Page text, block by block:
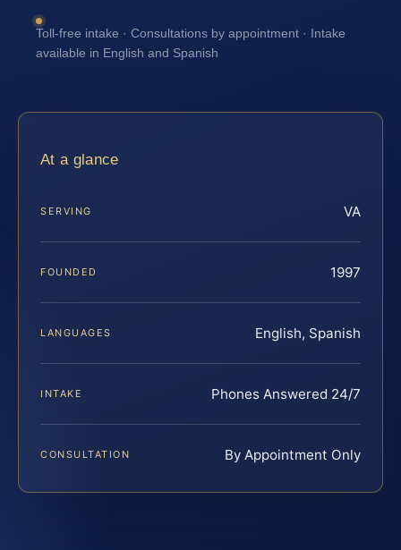
Toll-free intake · Consultations by appointment · Intake
available in English and Spanish
At a glance
SERVING VA
FOUNDED 1997
LANGUAGES English, Spanish
INTAKE Phones Answered 24/7
CONSULTATION By Appointment Only